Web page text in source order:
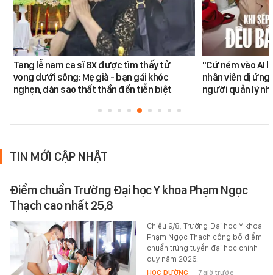
Tang lễ nam ca sĩ 8X được tìm thấy tử
vong dưới sông: Mẹ già - bạn gái khóc
nghẹn, dàn sao thất thần đến tiễn biệt
"Cứ ném vào AI
nhân viên dị ứng
người quản lý
TIN MỚI CẬP NHẬT
Điểm chuẩn Trường Đại học Y khoa Phạm Ngọc
Thạch cao nhất 25,8
Chiều 9/8, Trường Đại học Y khoa
Phạm Ngọc Thạch công bố điểm
chuẩn trúng tuyển đại học chính
quy năm 2026.
HỌC ĐƯỜNG - 7 giờ trước